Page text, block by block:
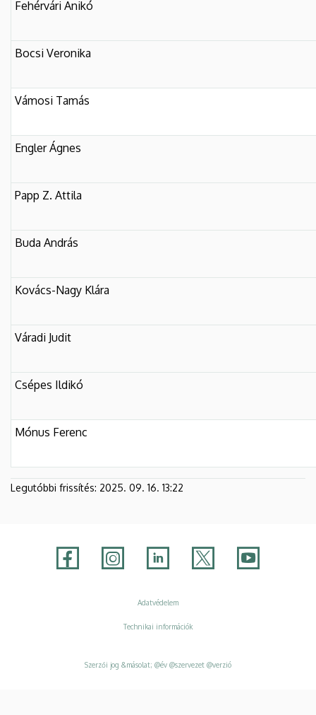
Fehérvári Anikó
Bocsi Veronika
Vámosi Tamás
Engler Ágnes
Papp Z. Attila
Buda András
Kovács-Nagy Klára
Váradi Judit
Csépes Ildikó
Mónus Ferenc
Legutóbbi frissítés: 2025. 09. 16. 13:22
Adatvédelem
Technikai információk
Szerzői jog &másolat; @év @szervezet @verzió